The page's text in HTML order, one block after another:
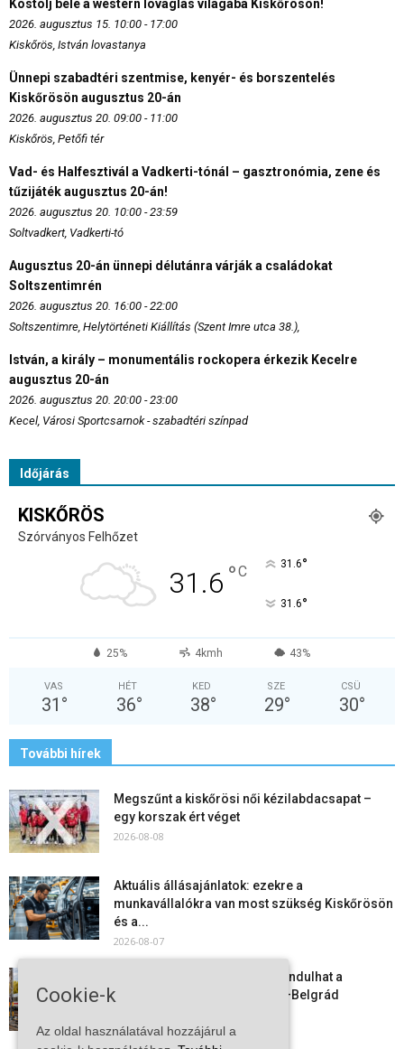
Kóstolj bele a western lovaglás világába Kiskőrösön!
2026. augusztus 15. 10:00 - 17:00
Kiskőrös, István lovastanya
Ünnepi szabadtéri szentmise, kenyér- és borszentelés
Kiskőrösön augusztus 20-án
2026. augusztus 20. 09:00 - 11:00
Kiskőrös, Petőfi tér
Vad- és Halfesztivál a Vadkerti-tónál – gasztronómia, zene és
tűzijáték augusztus 20-án!
2026. augusztus 20. 10:00 - 23:59
Soltvadkert, Vadkerti-tó
Augusztus 20-án ünnepi délutánra várják a családokat
Soltszentimrén
2026. augusztus 20. 16:00 - 22:00
Soltszentimre, Helytörténeti Kiállítás (Szent Imre utca 38.),
István, a király – monumentális rockopera érkezik Kecelre
augusztus 20-án
2026. augusztus 20. 20:00 - 23:00
Kecel, Városi Sportcsarnok - szabadtéri színpad
Időjárás
KISKŐRÖS
Szórványos Felhőzet
31.6 °C 31.6°
31.6°
25% 4kmh 43%
VAS
31 °
HÉT
36°
KED
38°
SZE
29°
CSÜ
30°
További hírek
Megszűnt a kiskőrösi női kézilabdacsapat –
egy korszak ért véget
2026-08-08
Aktuális állásajánlatok: ezekre a
munkavállalókra van most szükség Kiskőrösön
és a...
2026-08-07
Vitézy Dávid: már ősszel újraindulhat a
személyszállítás a Budapest–Belgrád
2026-08-06
Cookie-k
Az oldal használatával hozzájárul a